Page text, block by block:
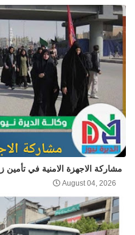
مشاركة الاجهزة الامنية في تأمين
August 04, 2026